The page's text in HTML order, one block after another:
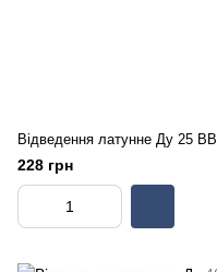
Відведення латунне Ду 25 ВВ
228 грн